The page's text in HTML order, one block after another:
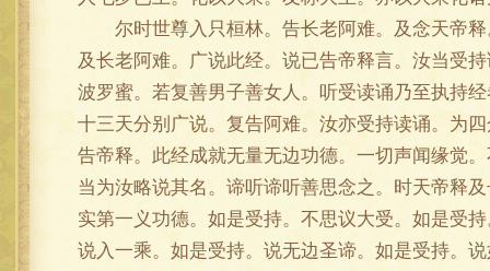
尔时世尊入只桓林。告长老阿难。及念天帝释
及长老阿难。广说此经。说已告帝释言。汝当受
波罗蜜。若复善男子善女人。听受读诵乃至执持
十三天分别广说。复告阿难。汝亦受持读诵。为
告帝释。此经成就无量无边功德。一切声闻缘觉
当为汝略说其名。谛听谛听善思念之。时天帝释
实第一义功德。如是受持。不思议大受。如是受
说入一乘。如是受持。说无边圣谛。如是受持。